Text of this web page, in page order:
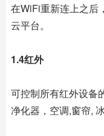
在WiFi重新连上之后
云平台。
1.4红外
可控制所有红外设备
净化器，空调,窗帘,